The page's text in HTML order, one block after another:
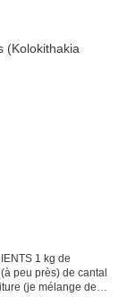
1 kg de
peu près) de cantal
(je mélange de